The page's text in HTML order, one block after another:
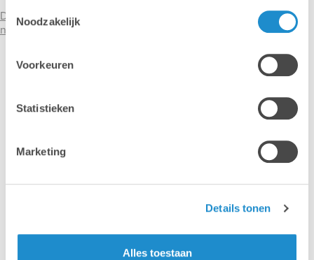
Noodzakelijk
Voorkeuren
Statistieken
Marketing
Details tonen
Alles toestaan
Des questions techniques sur vos logiciels Adobe ? Contactez
notre hotline >
Mac